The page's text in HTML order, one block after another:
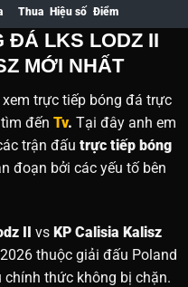
Thua Hiệu số Điểm
ĐÁ LKS LODZ II
MỚI NHẤT
trực tiếp bóng đá trực
đến Tv. Tại đây anh em
trận đấu trực tiếp bóng
đoạn bởi các yếu tố bên
II vs KP Calisia Kalisz
thuộc giải đấu Poland
chính thức không bị chặn.